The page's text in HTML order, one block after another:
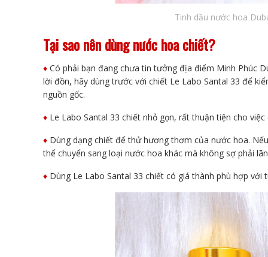
Tinh dầu nước hoa
Tại sao nên dùng nước hoa chiết?
♦️ Có phải bạn đang chưa tin tưởng địa điểm Minh Phúc
lời đồn, hãy dùng trước với chiết Le Labo Santal 33 để
nguồn gốc.
♦️ Le Labo Santal 33 chiết nhỏ gọn, rất thuận tiện cho
♦️ Dùng dạng chiết để thử hương thơm của nước hoa.
thể chuyển sang loại nước hoa khác mà không sợ phải
♦️ Dùng Le Labo Santal 33 chiết có giá thành phù hợp